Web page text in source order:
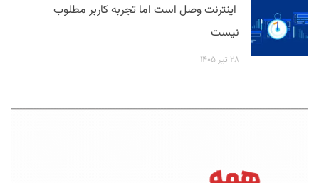
اینترنت وصل است اما تجربه کاربر مطلوب
نیست
۲۸ تیر ۱۴۰۵